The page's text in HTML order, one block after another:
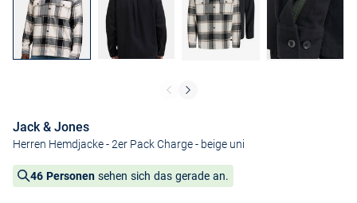
Jack & Jones
Herren Hemdjacke - 2er Pack Charge- beige uni
46 Personen sehen sich das gerade an.